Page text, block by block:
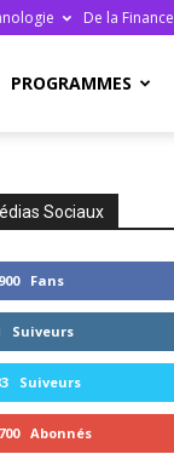
De la Finance
PROGRAMMES
Sociaux
Fans
Suiveurs
Suiveurs
Abonnés